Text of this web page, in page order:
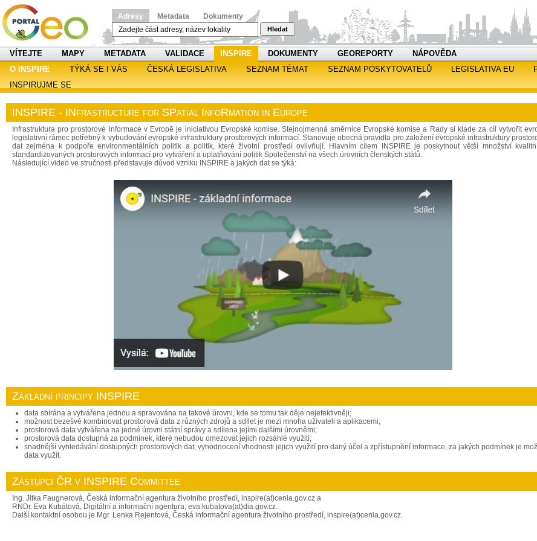
Adresy Metadata Dokumenty
Hledat
VÍTEJTE MAPY METADATA VALIDACE INSPIRE DOKUMENTY GEOREPORTY
NÁPOVĚDA
O INSPIRE
TÝKÁ SE I VÁS ČESKÁ LEGISLATIVA SEZNAM TÉMAT SEZNAM POSKYTOVATELŮ LEGISLATIVA EU
INSPIRUJME SE
INSPIRE - INfrastructure for SPatial InfoRmation in Europe
Infrastruktura pro prostorové informace v Evropě je iniciativou Evropské komise. Stejnojmenná směrnice Evropské komise a Rady si klade za cíl vytvořit
legislativní rámec potřebný k vybudování evropské infrastruktury prostorových informací. Stanovuje obecná pravidla pro založení evropské infrastruktury
dat zejména k podpoře environmentálních politik a politik, které životní prostředí ovlivňují. Hlavním cílem INSPIRE je poskytnout větší množství
standardizovaných prostorových informací pro vytváření a uplatňování politik Společenství na všech úrovních členských států.
Následující video ve stručnosti představuje důvod vzniku INSPIRE a jakých dat se týká:
Základní principy INSPIRE
data sbírána a vytvářena jednou a spravována na takové úrovni, kde se tomu tak děje nejefektivněji;
možnost bezešvě kombinovat prostorová data z různých zdrojů a sdílet je mezi mnoha uživateli a aplikacemi;
prostorová data vytvářena na jedné úrovni státní správy a sdílena jejími dalšími úrovněmi;
prostorová data dostupná za podmínek, které nebudou omezovat jejich rozsáhlé využití;
snadnější vyhledávání dostupných prostorových dat, vyhodnocení vhodnosti jejich využití pro daný účel a zpřístupnění informace, za jakých podmínek je
data využít.
Zástupci ČR v INSPIRE Committee
Ing. Jitka Faugnerová, Česká informační agentura životního prostředí, inspire(at)cenia.gov.cz a
RNDr. Eva Kubátová, Digitální a informační agentura, eva.kubatova(at)dia.gov.cz.
Další kontaktní osobou je Mgr. Lenka Rejentová, Česká informační agentura životního prostředí, inspire(at)cenia.gov.cz.